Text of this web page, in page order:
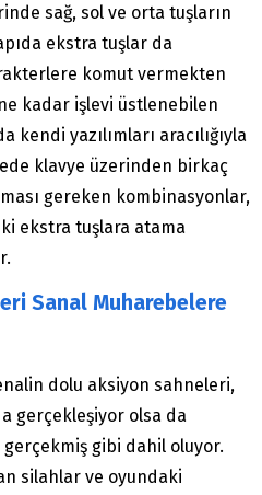
sağ, sol ve orta tuşların
ekstra tuşlar da
komut vermekten
kadar işlevi üstlenebilen
yazılımları aracılığıyla
klavye üzerinden birkaç
gereken kombinasyonlar,
ekstra tuşlara atama
Sanal Muharebelere
dolu aksiyon sahneleri,
gerçekleşiyor olsa da
gibi dahil oluyor.
silahlar ve oyundaki